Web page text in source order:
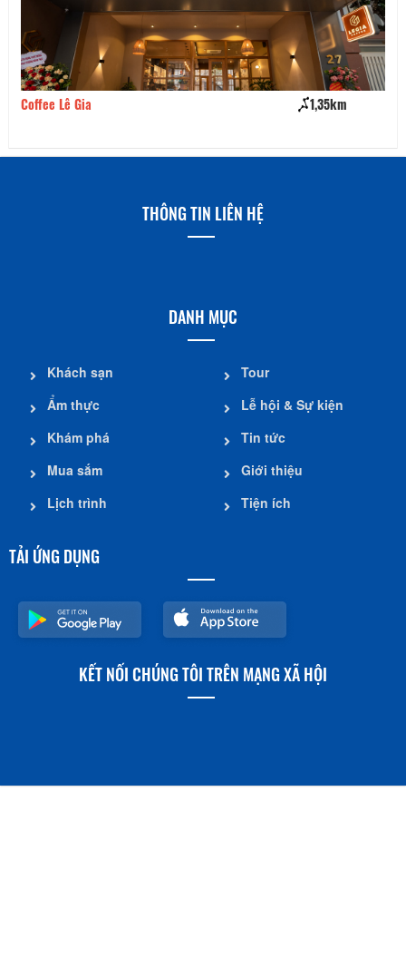
Coffee Lê Gia 1,35km
THÔNG TIN LIÊN HỆ
DANH MỤC
Khách sạn
Ẩm thực
Khám phá
Mua sắm
Lịch trình
Tour
Lễ hội & Sự kiện
Tin tức
Giới thiệu
Tiện ích
TẢI ỨNG DỤNG
KẾT NỐI CHÚNG TÔI TRÊN MẠNG XÃ HỘI